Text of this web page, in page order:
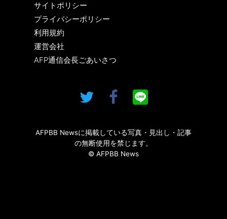
サイトポリシー
プライバシーポリシー
利用規約
運営会社
AFP通信会長ごあいさつ
AFPBB Newsに掲載している写真・見出し・記事
の無断使用を禁じます。
© AFPBB News